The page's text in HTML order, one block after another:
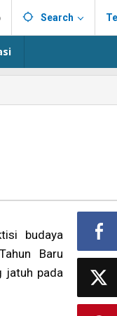
Search
budaya
Baru
jatuh pada